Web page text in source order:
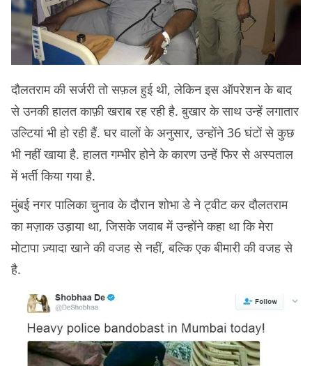
दौलतराम की सर्जरी तो सफ़ल हुई थी, लेकिन इस ऑपरेशन के बाद
से उनकी हालत काफ़ी खराब रह रही है. बुखार के साथ उन्हें लगातार
उल्टियां भी हो रही हैं. घर वालों के अनुसार, उन्होंने 36 घंटों से कुछ
भी नहीं खाया है. हालत गम्भीर होने के कारण उन्हें फिर से अस्पताल
में भर्ती किया गया है.
मुंबई नगर पालिका चुनाव के दौरान शोभा डे ने ट्वीट कर दौलतराम
का मज़ाक उड़ाया था, जिसके जवाब में उन्होंने कहा था कि मेरा
मोटापा ज़्यादा खाने की वजह से नहीं, बल्कि एक बीमारी की वजह से
है.